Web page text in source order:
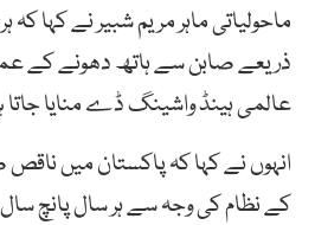
ماحولیاتی ماہر مریم شبیر نے کہا
ذریعے صابن سے ہاتھ دھونے کے
عالمی ہینڈ واشینگ ڈے منایا
انہوں نے کہا کہ پاکستان میں ناقص
کے نظام کی وجہ سے ہر سال پانچ